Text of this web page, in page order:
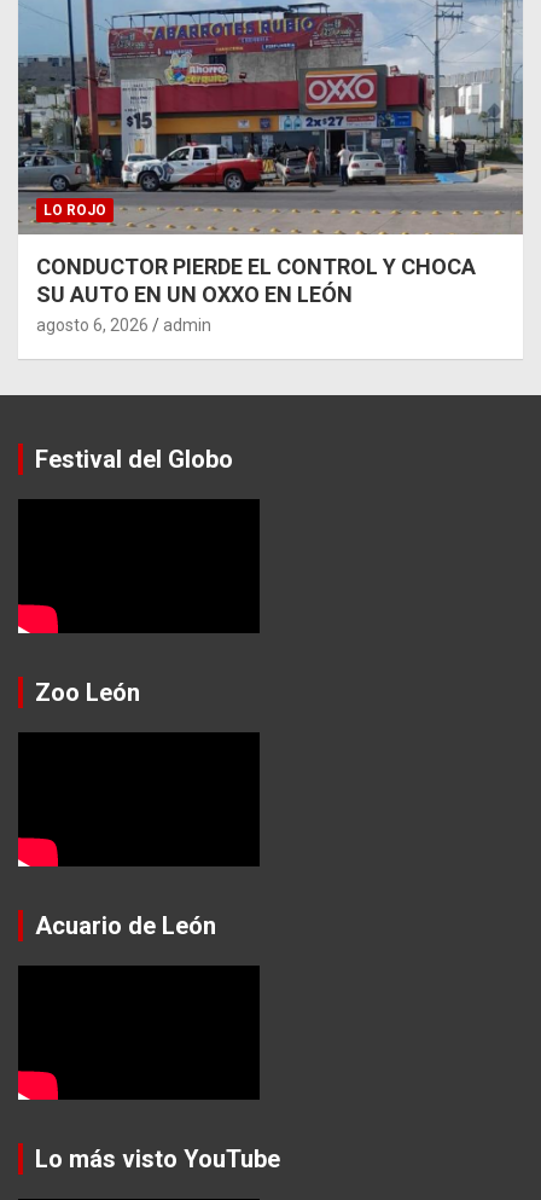
LO ROJO
CONDUCTOR PIERDE EL CONTROL Y CHOCA
SU AUTO EN UN OXXO EN LEÓN
agosto 6, 2026 admin
Festival del Globo
Zoo León
Acuario de León
Lo más visto YouTube